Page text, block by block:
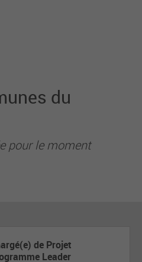
du
pour le moment
de Projet
Leader